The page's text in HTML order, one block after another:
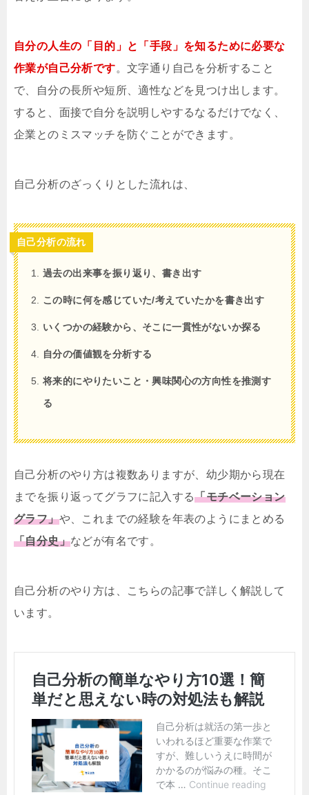
自分の人生の「目的」と「手段」を知るために必要な
作業が自己分析です。文字通り自己を分析すること
で、自分の長所や短所、適性などを見つけ出します。
すると、面接で自分を説明しやするなるだけでなく、
企業とのミスマッチを防ぐことができます。
自己分析のざっくりとした流れは、
自己分析の流れ
過去の出来事を振り返り、書き出す
この時に何を感じていた/考えていたかを書き出す
いくつかの経験から、そこに一貫性がないか探る
自分の価値観を分析する
将来的にやりたいこと・興味関心の方向性を推測す
る
自己分析のやり方は複数ありますが、幼少期から現在
までを振り返ってグラフに記入する「モチベーション
グラフ」や、これまでの経験を年表のようにまとめる
「自分史」などが有名です。
自己分析のやり方は、こちらの記事で詳しく解説して
います。